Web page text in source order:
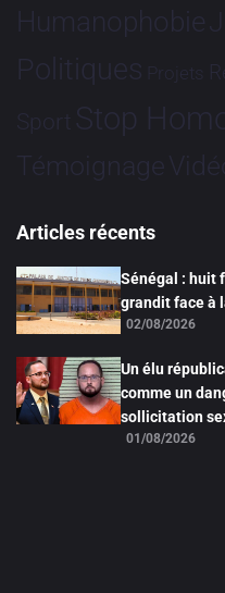
Humanophobie
Politiques Projets
Sport Stop
Témoignage
Articles récents
Sénégal : huit
grandit face à
02/08/2026
Un élu
comme un
sollicitation
01/08/2026